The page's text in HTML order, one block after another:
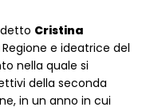
detto Cristina
e ideatrice del
nella quale si
della seconda
in un anno in cui